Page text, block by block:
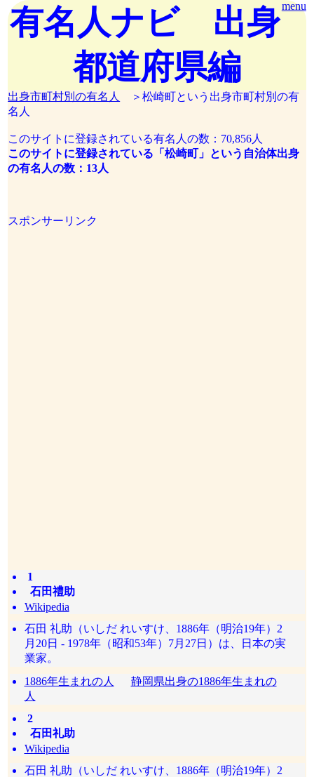
menu
有名人ナビ 出身
都道府県編
出身市町村別の有名人
＞松崎町という出身市町村別の有
名人
このサイトに登録されている有名人の数：70,856人
このサイトに登録されている「松崎町」という自治体出身
の有名人の数：13人
スポンサーリンク
1
石田禮助
Wikipedia
石田 礼助（いしだ れいすけ、1886年（明治19年）2
月20日 - 1978年（昭和53年）7月27日）は、日本の実
業家。
1886年生まれの人
静岡県出身の1886年生まれの
人
2
石田礼助
Wikipedia
石田 礼助（いしだ れいすけ、1886年（明治19年）2